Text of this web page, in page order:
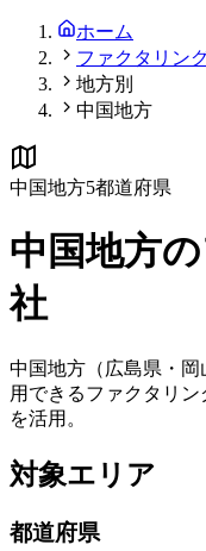
ホーム
ファクタリン
地方別
中国地方
中国地方5都道府県
中国地方
社
中国地方（広島県・岡
用できるファクタリ
を活用。
対象エリア
都道府県